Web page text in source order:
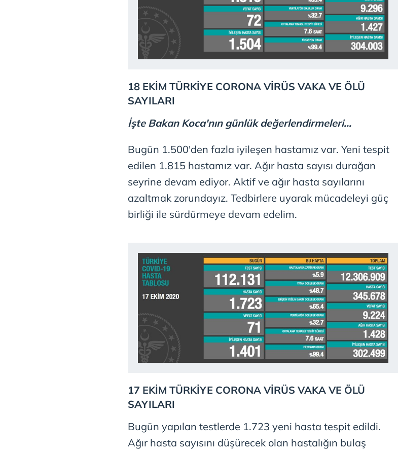
mevzuata uygun olarak kullanılan çerezlerle ilgili bilgi almak için lütfen tıklayınız
18 EKİM TÜRKİYE CORONA VİRÜS VAKA VE ÖLÜ
SAYILARI
İşte Bakan Koca'nın günlük değerlendirmeleri...
Bugün 1.500'den fazla iyileşen hastamız var. Yeni tespit
edilen 1.815 hastamız var. Ağır hasta sayısı durağan
seyrine devam ediyor. Aktif ve ağır hasta sayılarını
azaltmak zorundayız. Tedbirlere uyarak mücadeleyi güç
birliği ile sürdürmeye devam edelim.
17 EKİM TÜRKİYE CORONA VİRÜS VAKA VE ÖLÜ
SAYILARI
Bugün yapılan testlerde 1.723 yeni hasta tespit edildi.
Ağır hasta sayısını düşürecek olan hastalığın bulaş